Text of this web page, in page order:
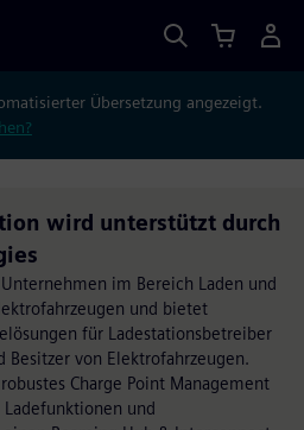
Übersetzung angezeigt.
wird unterstützt durch
im Bereich Laden und
und bietet
für Ladestationsbetreiber
Besitzer von Elektrofahrzeugen.
Charge Point Management
Ladefunktionen und